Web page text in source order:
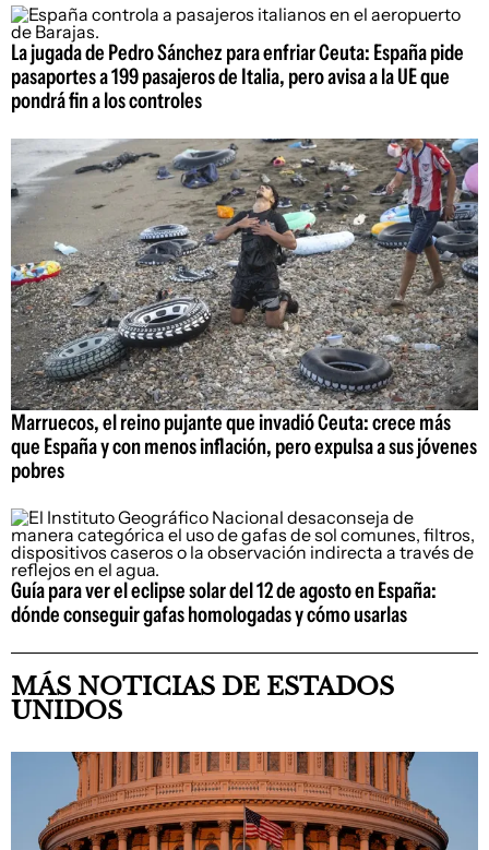
La jugada de Pedro Sánchez para enfriar Ceuta: España pide
pasaportes a 199 pasajeros de Italia, pero avisa a la UE que
pondrá fin a los controles
Marruecos, el reino pujante que invadió Ceuta: crece más
que España y con menos inflación, pero expulsa a sus jóvenes
pobres
Guía para ver el eclipse solar del 12 de agosto en España:
dónde conseguir gafas homologadas y cómo usarlas
MÁS NOTICIAS DE ESTADOS
UNIDOS